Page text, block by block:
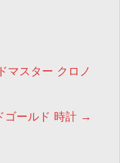
ョン
マスター クロノ
ゴールド 時計 →